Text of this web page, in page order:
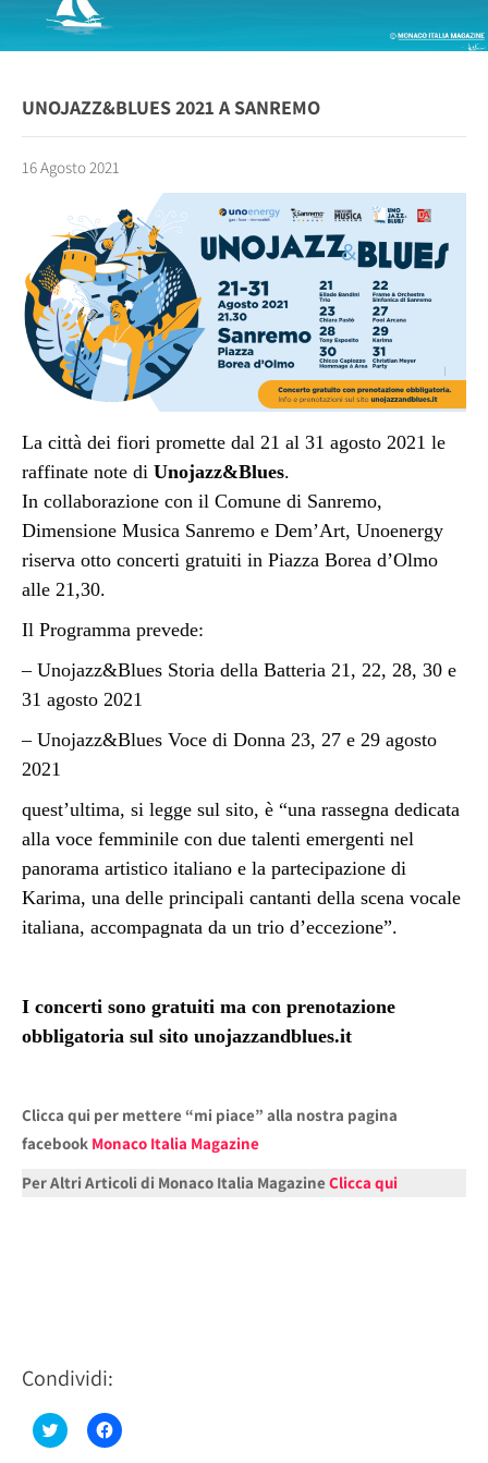
UNOJAZZ&BLUES 2021 A SANREMO
16 Agosto 2021
La città dei fiori promette dal 21 al 31 agosto 2021 le
raffinate note di Unojazz&Blues.
In collaborazione con il Comune di Sanremo,
Dimensione Musica Sanremo e Dem’Art, Unoenergy
riserva otto concerti gratuiti in Piazza Borea d’Olmo
alle 21,30.
Il Programma prevede:
– Unojazz&Blues Storia della Batteria 21, 22, 28, 30 e
31 agosto 2021
– Unojazz&Blues Voce di Donna 23, 27 e 29 agosto
2021
quest’ultima, si legge sul sito, è “una rassegna dedicata
alla voce femminile con due talenti emergenti nel
panorama artistico italiano e la partecipazione di
Karima, una delle principali cantanti della scena vocale
italiana, accompagnata da un trio d’eccezione”.
I concerti sono gratuiti ma con prenotazione
obbligatoria sul sito unojazzandblues.it
Clicca qui per mettere “mi piace” alla nostra pagina
facebook Monaco Italia Magazine
Per Altri Articoli di Monaco Italia Magazine Clicca qui
Condividi:
Fai
clic
Fai
clic